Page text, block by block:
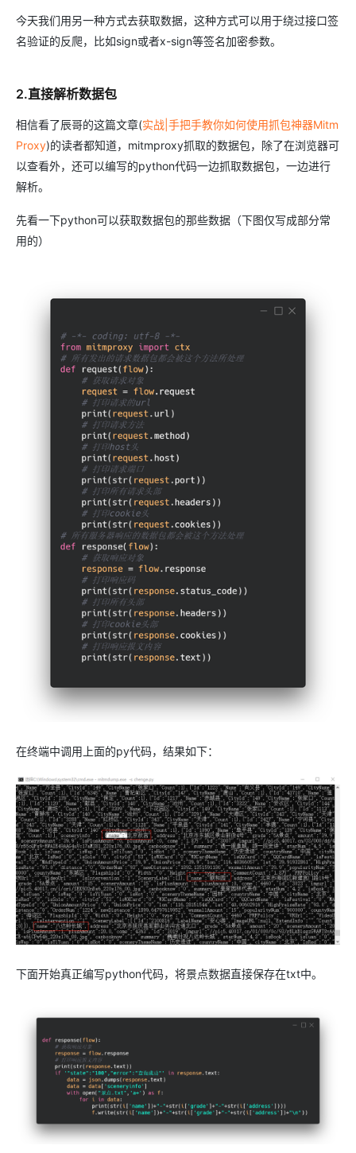
今天我们用另一种方式去获取数据，这种方式可以用于绕过接口签
名验证的反爬，比如sign或者x-sign等签名加密参数。
2.直接解析数据包
相信看了辰哥的这篇文章(实战|手把手教你如何使用抓包神器Mitm
Proxy)的读者都知道，mitmproxy抓取的数据包，除了在浏览器可
以查看外，还可以编写的python代码一边抓取数据包，一边进行
解析。
先看一下python可以获取数据包的那些数据（下图仅写成部分常
用的）
在终端中调用上面的py代码，结果如下：
下面开始真正编写python代码，将景点数据直接保存在txt中。